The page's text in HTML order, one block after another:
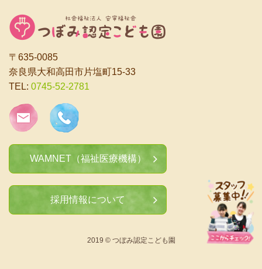
〒635-0085
奈良県大和高田市片塩町15-33
TEL: 0745-52-2781
WAMNET（福祉医療機構）
採用情報について
2019 © つぼみ認定こども園